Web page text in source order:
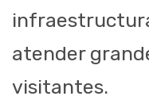
atender
visitantes.